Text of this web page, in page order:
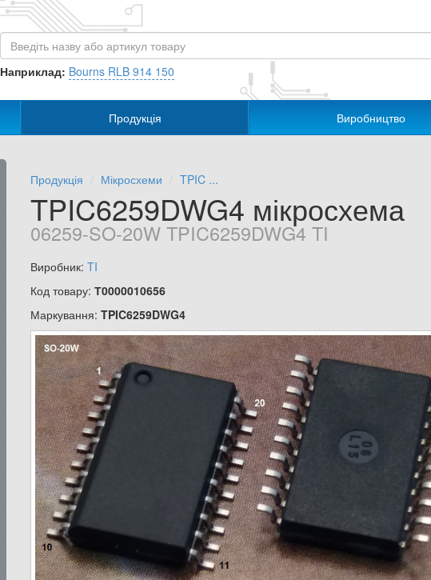
Наприклад: Bourns RLB 914 150
Продукція Виробництво
Продукція Мікросхеми TPIC ...
TPIC6259DWG4 мікросхема
06259-SO-20W TPIC6259DWG4 TI
Виробник: TI
Код товару: Т0000010656
Маркування: TPIC6259DWG4